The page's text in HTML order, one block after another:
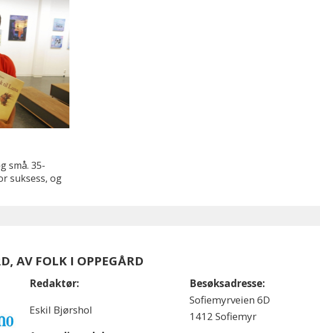
små. 35-
suksess, og
AV FOLK I OPPEGÅRD
Redaktør:
Eskil Bjørshol
Besøksadresse:
Sofiemyrveien 6D
1412 Sofiemyr